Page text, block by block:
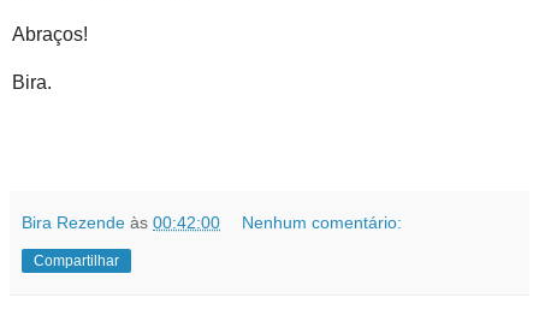
Abraços!
Bira.
Bira Rezende às 00:42:00 Nenhum comentário:
Compartilhar